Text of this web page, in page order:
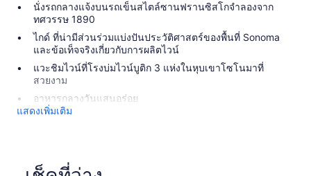
นั่งรถกลางแจ้งบนรถเข็นสไตล์ซานฟรานซิสโกจำลองจาก
ทศวรรษ 1890
ไกด์ ที่น่ามีส่วนร่วมแบ่งปันประวัติศาสตร์ของพื้นที่ Sonoma
และข้อเท็จจริงเกี่ยวกับการผลิตไวน์
แวะชิมไวน์ที่โรงบ่มไวน์บูติก 3 แห่งในหุบเขาโซโนมาที่
สวยงาม
อาหารกลางวันแสนอร่อย
แสดงเพิ่มเติม